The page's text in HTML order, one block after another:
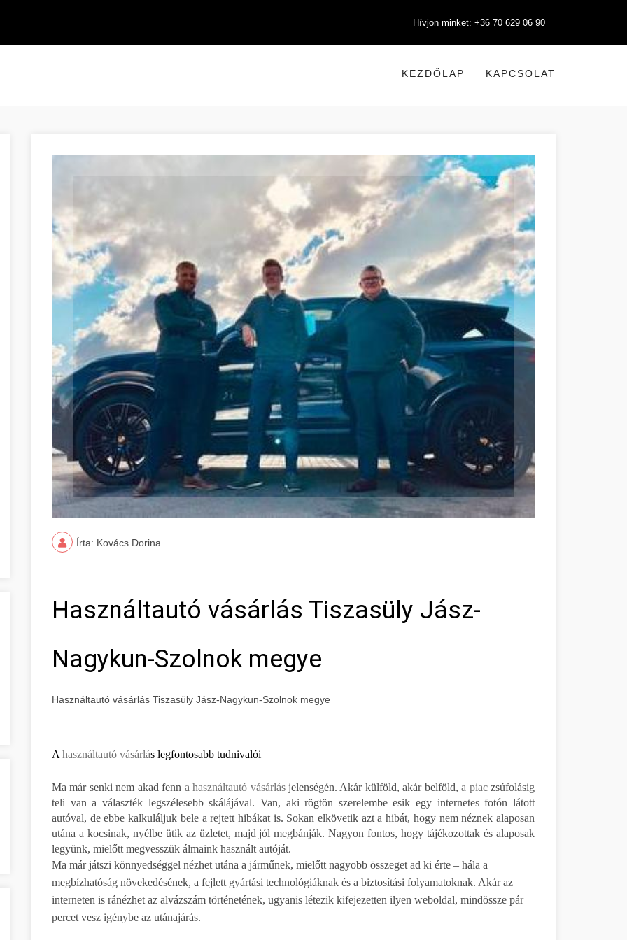
Hívjon minket: +36 70 629 06 90
KEZDŐLAP KAPCSOLAT
Írta: Kovács Dorina
Használtautó vásárlás Tiszasüly Jász-
Nagykun-Szolnok megye
Használtautó vásárlás Tiszasüly Jász-Nagykun-Szolnok megye
A használtautó vásárlás legfontosabb tudnivalói
Ma már senki nem akad fenn a használtautó vásárlás jelenségén. Akár külföld, akár belföld,a piaczsúfolásig
teli van a választék legszélesebb skálájával. Van, aki rögtön szerelembe esik egy internetes fotón látott
autóval, de ebbe kalkuláljuk bele a rejtett hibákat is. Sokan elkövetik azt a hibát, hogy nem néznek alaposan
utána a kocsinak, nyélbe ütik az üzletet, majd jól megbánják. Nagyon fontos, hogy tájékozottak és alaposak
legyünk, mielőtt megvesszük álmaink használt autóját.
Ma már játszi könnyedséggel nézhet utána a járműnek, mielőtt nagyobb összeget ad ki érte – hála a
megbízhatóság növekedésének, a fejlett gyártási technológiáknak és a biztosítási folyamatoknak. Akár az
interneten is ránézhet az alvázszám történetének, ugyanis létezik kifejezetten ilyen weboldal, mindössze pár
percet vesz igénybe az utánajárás.